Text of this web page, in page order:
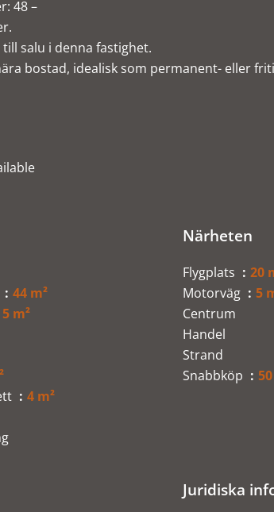
48 –
salu i denna fastighet.
bostad, idealisk som permanent- eller
44 m²
5 m²
4 m²
Närheten
Flygplats
20
Motorväg
5
Centrum
Handel
Strand
Snabbköp
Juridiska